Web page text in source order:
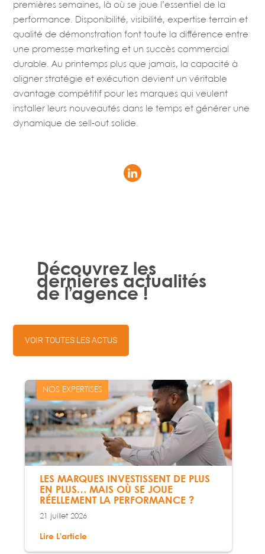
premières semaines, là où se joue l’essentiel de la
performance. Disponibilité, visibilité, expertise terrain et
qualité de démonstration font toute la différence entre
une promesse marketing et un succès commercial
durable. Au printemps plus que jamais, la capacité à
aligner stratégie et exécution devient un véritable
avantage compétitif pour les marques qui veulent
installer leurs nouveautés dans le temps et générer une
dynamique de sell-out solide.
Découvrez les
dernières actualités
de l’agence !
VOIR TOUTES LES ACTUS
NOS EXPERTISES
LES MARQUES INVESTISSENT DE PLUS
EN PLUS… MAIS OÙ SE JOUE
RÉELLEMENT LA PERFORMANCE ?
21 juillet 2026
Lire L'article